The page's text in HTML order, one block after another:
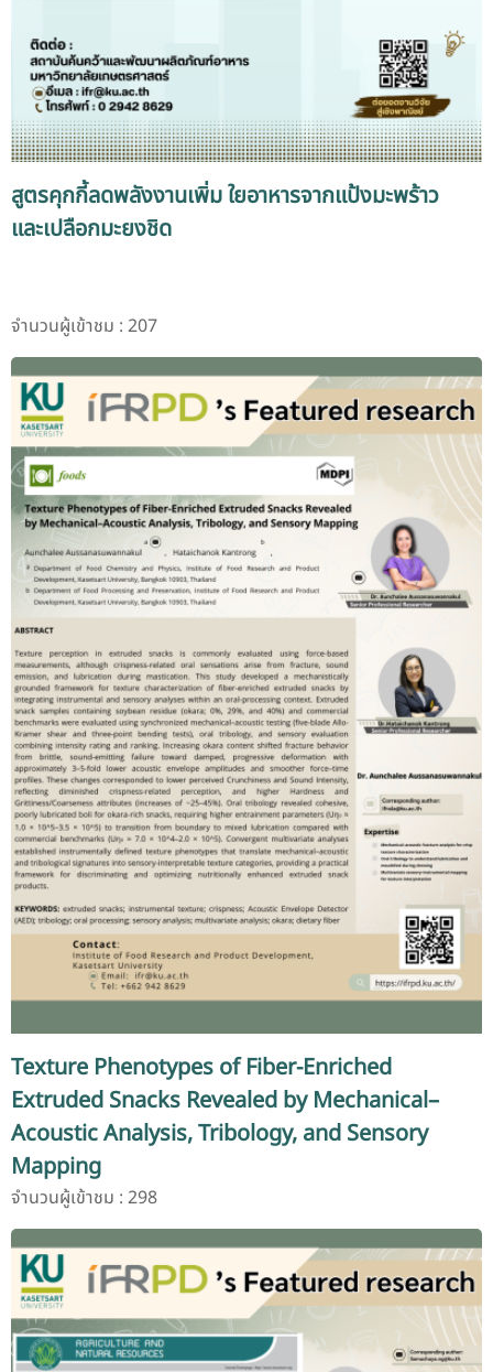
สูตรคุกกี้ลดพลังงานเพิ่ม ใยอาหารจากแป้งมะพร้าว
และเปลือกมะยงชิด
จำนวนผู้เข้าชม : 207
Texture Phenotypes of Fiber-Enriched
Extruded Snacks Revealed by Mechanical–
Acoustic Analysis, Tribology, and Sensory
Mapping
จำนวนผู้เข้าชม : 298